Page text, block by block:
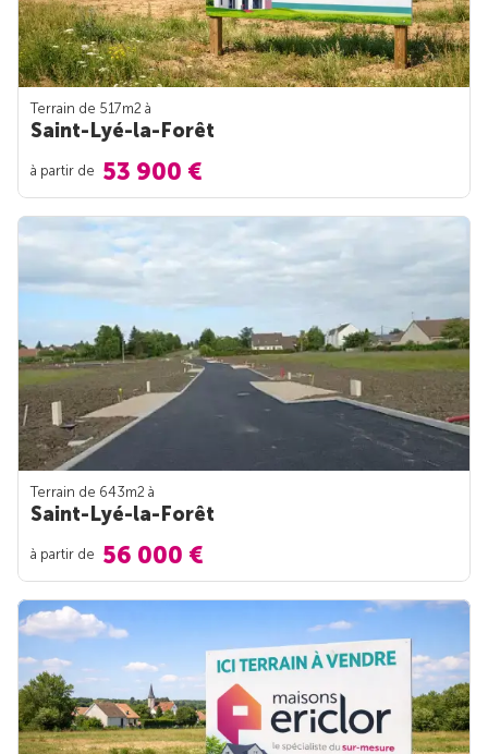
Terrain de 517m2 à
Saint-Lyé-la-Forêt
à partir de 53 900 €
Terrain de 643m2 à
Saint-Lyé-la-Forêt
à partir de 56 000 €